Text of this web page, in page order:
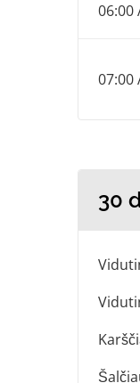
06:00
07:00
30